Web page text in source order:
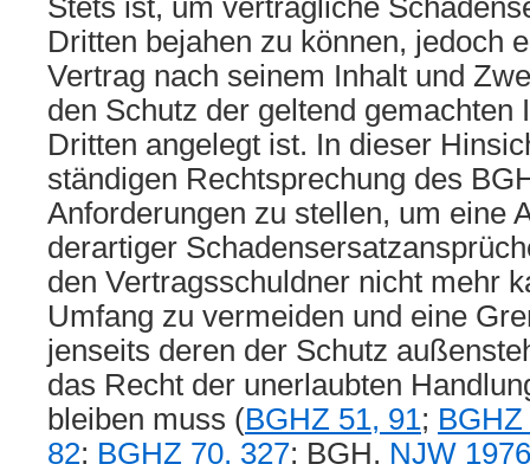
Stets ist, um vertragliche
Dritten bejahen zu können, jedoch
Vertrag nach seinem Inhalt und
den Schutz der geltend gemachten
Dritten angelegt ist. In dieser
ständigen Rechtsprechung des
Anforderungen zu stellen, um eine
derartiger
den Vertragsschuldner nicht mehr
Umfang zu vermeiden und eine
jenseits deren der Schutz
das Recht der unerlaubten
bleiben muss (BGHZ 51, 91;
82; BGHZ 70, 327; BGH, NJW